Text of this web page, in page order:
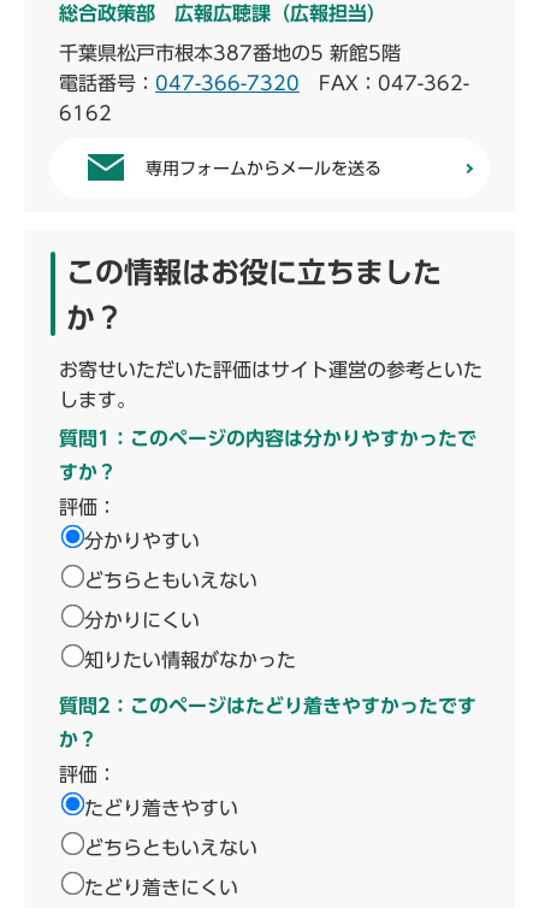
総合政策部 広報広聴課（広報担当）
千葉県松戸市根本387番地の5 新館5階
電話番号： 047-366-7320 FAX：047-362-
6162
専用フォームからメールを送る
この情報はお役に立ちました
か？
お寄せいただいた評価はサイト運営の参考といた
します。
質問1：このページの内容は分かりやすかったで
すか？
評価：
分かりやすい
どちらともいえない
分かりにくい
知りたい情報がなかった
質問2：このページはたどり着きやすかったです
か？
評価：
たどり着きやすい
どちらともいえない
たどり着きにくい